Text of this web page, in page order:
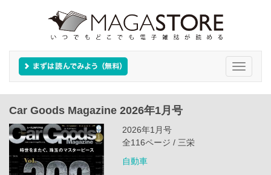
Toggle
Car Goods Magazine 2026年1月号
2026年1月号
全116ページ / 三栄
自動車